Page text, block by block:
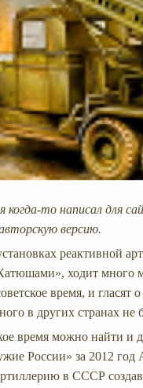
то написал для
версию.
реактивной
ходит много
время, и
в других странах
время можно найти и
России» за 2012
в СССР